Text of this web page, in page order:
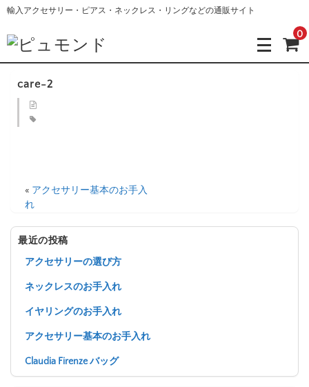
輸入アクセサリー・ピアス・ネックレス・リングなどの通販サイト
0
care-2
« アクセサリー基本のお手入
れ
最近の投稿
アクセサリーの選び方
ネックレスのお手入れ
イヤリングのお手入れ
アクセサリー基本のお手入れ
Claudia Firenze バッグ